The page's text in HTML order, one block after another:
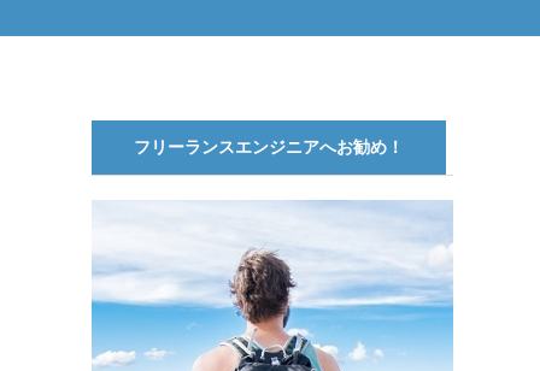
フリーランスエンジニアへお勧め！